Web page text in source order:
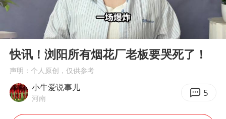
出口禁令驱动有色板块大涨
秋天的第一杯奶茶到底有多火
U17国足点球大战淘汰河床晋级决赛
Play
快讯！浏阳所有烟花厂老板要哭死了！
声明：个人原创，仅供参考
小牛爱说事儿
河南 5